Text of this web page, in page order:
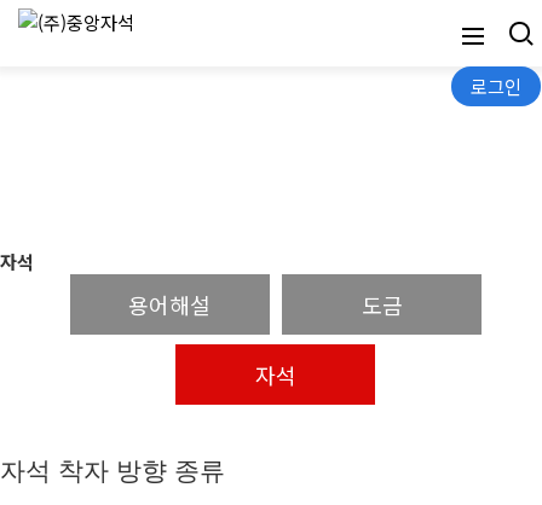
로그인
자석
용어해설 도금
자석
자석 착자 방향 종류